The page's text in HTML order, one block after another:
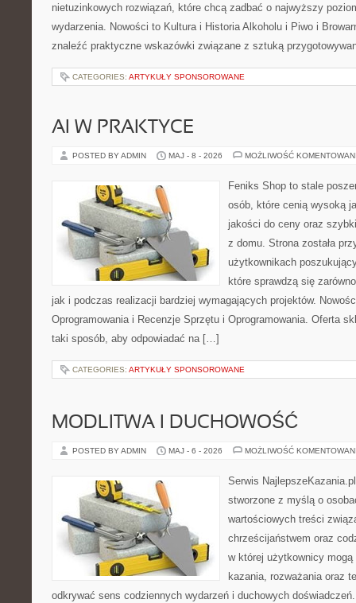
nietuzinkowych rozwiązań, które chcą zadbać o najwyższy
wydarzenia. Nowości to Kultura i Historia Alkoholu i Piwo i
znaleźć praktyczne wskazówki związane z sztuką
CATEGORIES: ARTYKUŁY SPONSOROWANE
AI W PRAKTYCE
POSTED BY ADMIN MAJ - 8 - 2026 MOŻLIWOŚĆ
Feniks Shop to stale
osób, które cenią wysoką
jakości do ceny oraz
z domu. Strona została
użytkownikach
które sprawdzą się
jak i podczas realizacji bardziej wymagających projektów.
Oprogramowania i Recenzje Sprzętu i Oprogramowania. Oferta
taki sposób, aby odpowiadać na […]
CATEGORIES: ARTYKUŁY SPONSOROWANE
MODLITWA I DUCHOWOŚĆ
POSTED BY ADMIN MAJ - 6 - 2026 MOŻLIWOŚĆ
Serwis
stworzone z myślą o
wartościowych treści
chrześcijaństwem oraz
w której użytkownicy
kazania, rozważania oraz
odkrywać sens codziennych wydarzeń i duchowych